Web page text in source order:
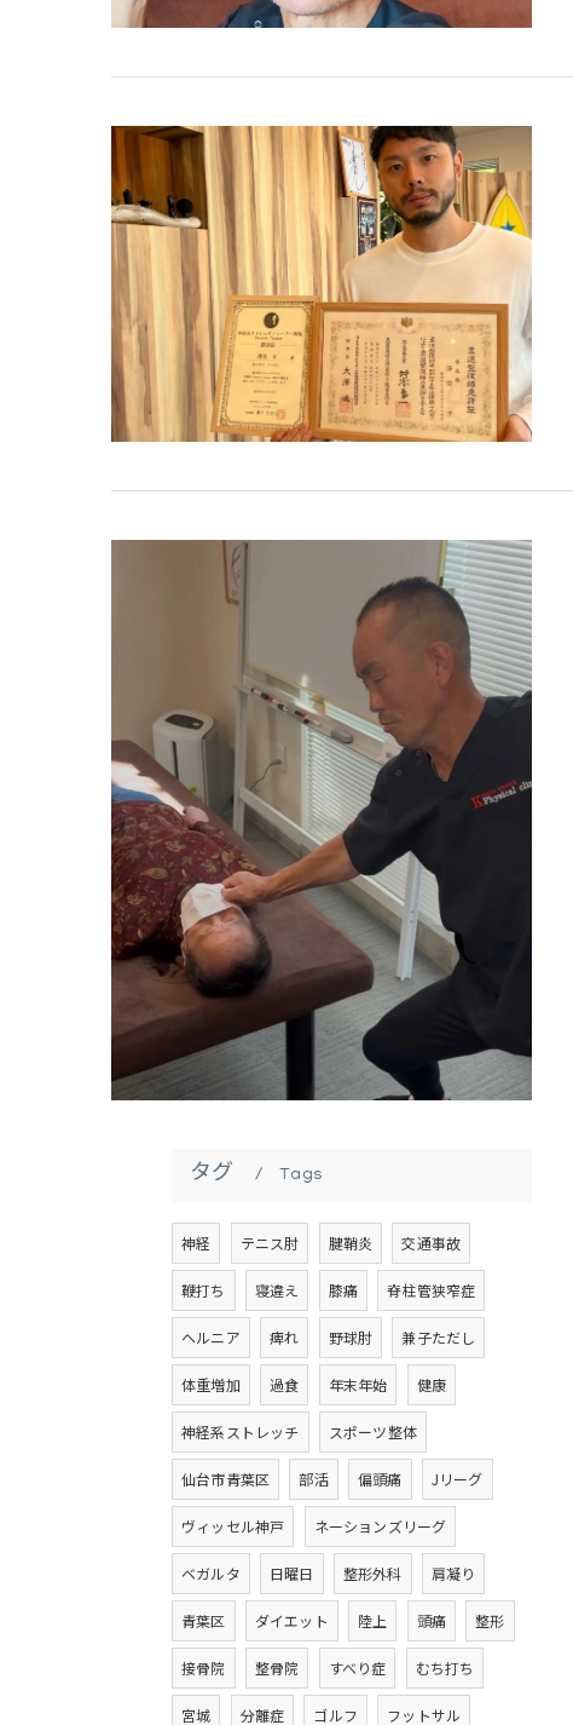
タグ Tags
神経 テニス肘 腱鞘炎 交通事故
鞭打ち 寝違え 膝痛 脊柱管狭窄症
ヘルニア 痺れ 野球肘 兼子ただし
体重増加 過食 年末年始 健康
神経系ストレッチ スポーツ整体
仙台市青葉区 部活 偏頭痛 Jリーグ
ヴィッセル神戸 ネーションズリーグ
ベガルタ 日曜日 整形外科 肩凝り
青葉区 ダイエット 陸上 頭痛 整形
接骨院 整骨院 すべり症 むち打ち
宮城 分離症 ゴルフ フットサル